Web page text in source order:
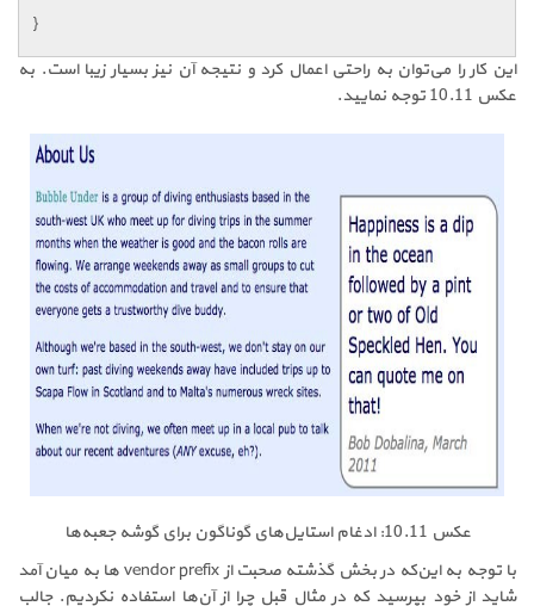
}
این کار را می‌توان به راحتی اعمال کرد و نتیجه آن نیز بسیار زیبا است. به
عکس 10.11 توجه نمایید.
عکس 10.11: ادغام استایل‌های گوناگون برای گوشه جعبه‌ها
با توجه به این‌که در بخش گذشته صحبت از vendor prefix ها به میان آمد
شاید از خود بپرسید که در مثال قبل چرا از آن‌ها استفاده نکردیم. جالب